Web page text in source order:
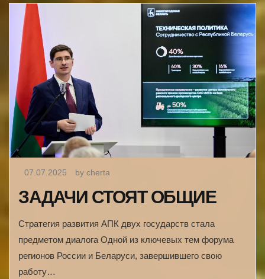
07.07.2025 by cherta
ЗАДАЧИ СТОЯТ ОБЩИЕ
Стратегия развития АПК двух государств стала
предметом диалога Одной из ключевых тем форума
регионов России и Беларуси, завершившего свою
работу…